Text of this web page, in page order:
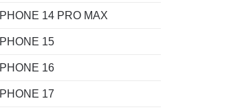
IPHONE 14 PRO MAX
IPHONE 15
IPHONE 16
IPHONE 17